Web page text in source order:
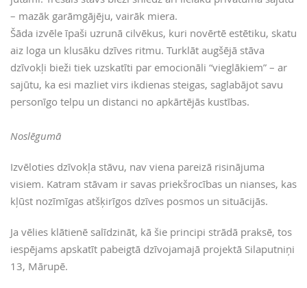
– mazāk garāmgājēju, vairāk miera.
Šāda izvēle īpaši uzrunā cilvēkus, kuri novērtē estētiku, skatu
aiz loga un klusāku dzīves ritmu. Turklāt augšējā stāva
dzīvokļi bieži tiek uzskatīti par emocionāli “vieglākiem” – ar
sajūtu, ka esi mazliet virs ikdienas steigas, saglabājot savu
personīgo telpu un distanci no apkārtējās kustības.
Noslēgumā
Izvēloties dzīvokļa stāvu, nav viena pareizā risinājuma
visiem. Katram stāvam ir savas priekšrocības un nianses, kas
kļūst nozīmīgas atšķirīgos dzīves posmos un situācijās.
Ja vēlies klātienē salīdzināt, kā šie principi strādā praksē, tos
iespējams apskatīt pabeigtā dzīvojamajā projektā Silaputniņi
13, Mārupē.